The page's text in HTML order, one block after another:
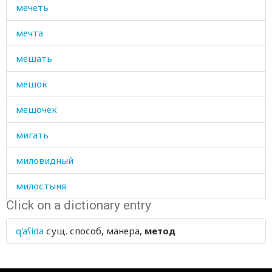
мечеть
мечта
мешать
мешок
мешочек
мигать
миловидный
милостыня
милость
милый
Click on a dictionary entry
q'aʕída сущ. способ, манера, метод